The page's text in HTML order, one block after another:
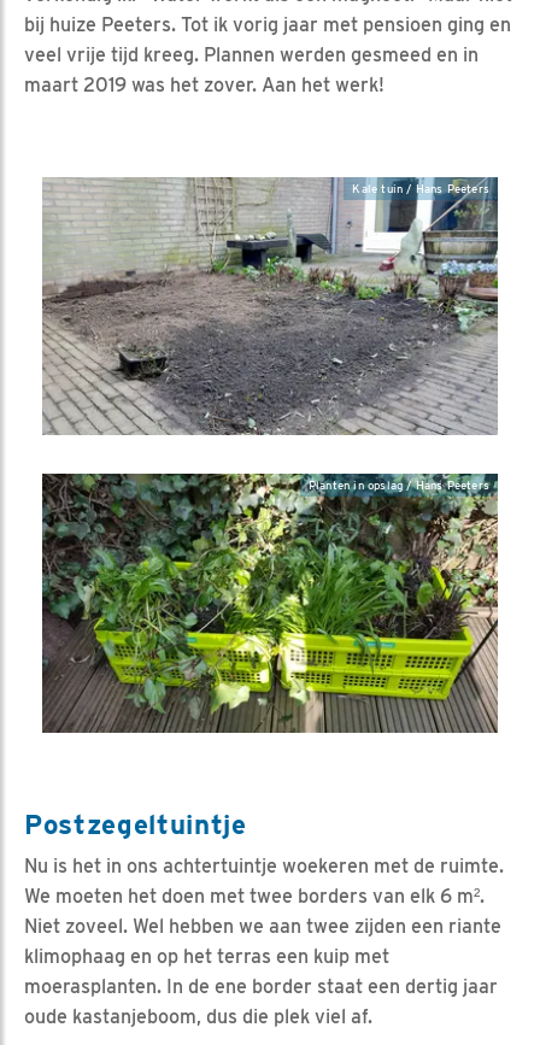
bij huize Peeters. Tot ik vorig jaar met pensioen ging en
veel vrije tijd kreeg. Plannen werden gesmeed en in
maart 2019 was het zover. Aan het werk!
Kale tuin / Hans Peeters
Planten in opslag / Hans Peeters
Postzegeltuintje
Nu is het in ons achtertuintje woekeren met de ruimte.
We moeten het doen met twee borders van elk 6 m².
Niet zoveel. Wel hebben we aan twee zijden een riante
klimophaag en op het terras een kuip met
moerasplanten. In de ene border staat een dertig jaar
oude kastanjeboom, dus die plek viel af.